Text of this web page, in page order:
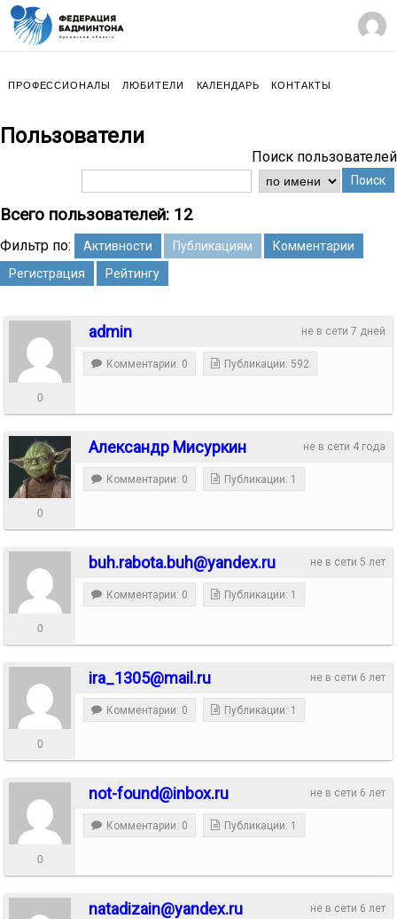
ПРОФЕССИОНАЛЫ ЛЮБИТЕЛИ КАЛЕНДАРЬ КОНТАКТЫ
Пользователи
Поиск пользователей
Поиск
Всего пользователей: 12
Фильтр по: Активности Публикациям
Комментарии
Регистрация
Рейтингу
не в сети 7 дней
admin
0
Комментарии: 0 Публикации: 592
не в сети 4 года
Александр Мисуркин
0
Комментарии: 0 Публикации: 1
не в сети 5 лет
buh.rabota.buh@yandex.ru
0
Комментарии: 0 Публикации: 1
не в сети 6 лет
ira_1305@mail.ru
0
Комментарии: 0 Публикации: 1
не в сети 6 лет
not-found@inbox.ru
0
Комментарии: 0 Публикации: 1
не в сети 6 лет
natadizain@yandex.ru